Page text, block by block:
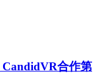
CandidVR合作第